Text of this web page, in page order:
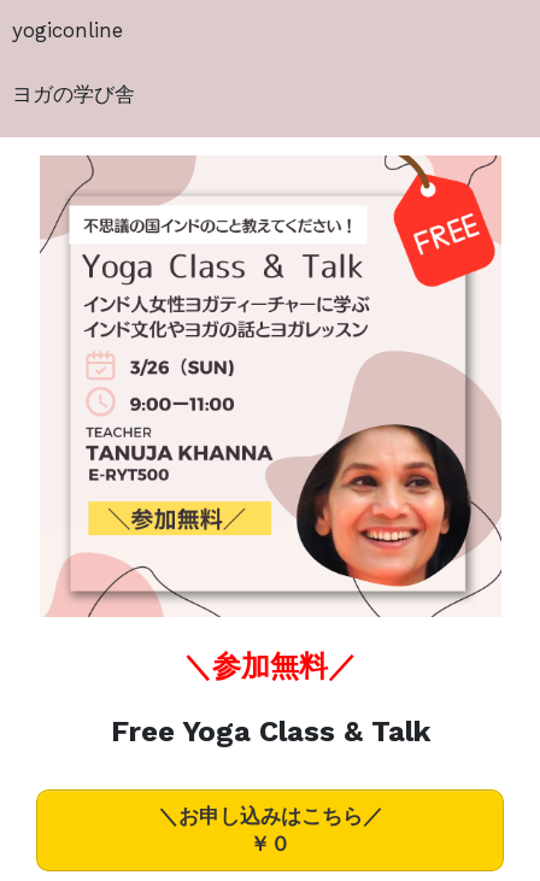
yogiconline
ヨガの学び舎
＼参加無料／
Free Yoga Class & Talk
＼お申し込みはこちら／
￥０